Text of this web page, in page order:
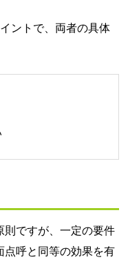
ントで、両者の具体
則ですが、一定の要件
点呼と同等の効果を有